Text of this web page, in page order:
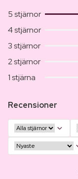
5 stjärnor
4 stjärnor
3 stjärnor
2 stjärnor
1 stjärna
Recensioner